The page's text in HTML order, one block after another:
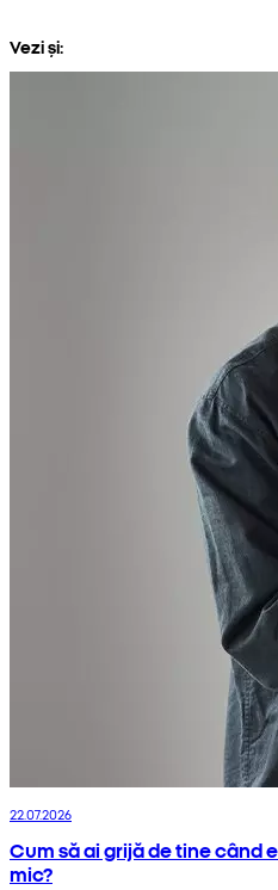
Vezi și:
22.07.2026
Cum să ai grijă de tine când
mic?